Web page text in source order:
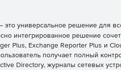
это универсальное решение для
интегрированное решение
Plus, Exchange Reporter Plus и
получает полный
Directory, журналы сетевых